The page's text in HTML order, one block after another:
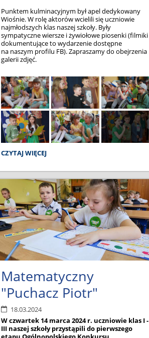
Punktem kulminacyjnym był apel dedykowany
Wiośnie. W rolę aktorów wcielili się uczniowie
najmłodszych klas naszej szkoły. Były
sympatyczne wiersze i żywiołowe piosenki (filmiki
dokumentujące to wydarzenie dostępne
na naszym profilu FB). Zapraszamy do obejrzenia
galerii zdjęć.
WIOSNA
TU
JEST!:
CZYTAJ WIĘCEJ
Matematyczny
"Puchacz Piotr"
18.03.2024
W czwartek 14 marca 2024 r. uczniowie klas I -
III naszej szkoły przystąpili do pierwszego